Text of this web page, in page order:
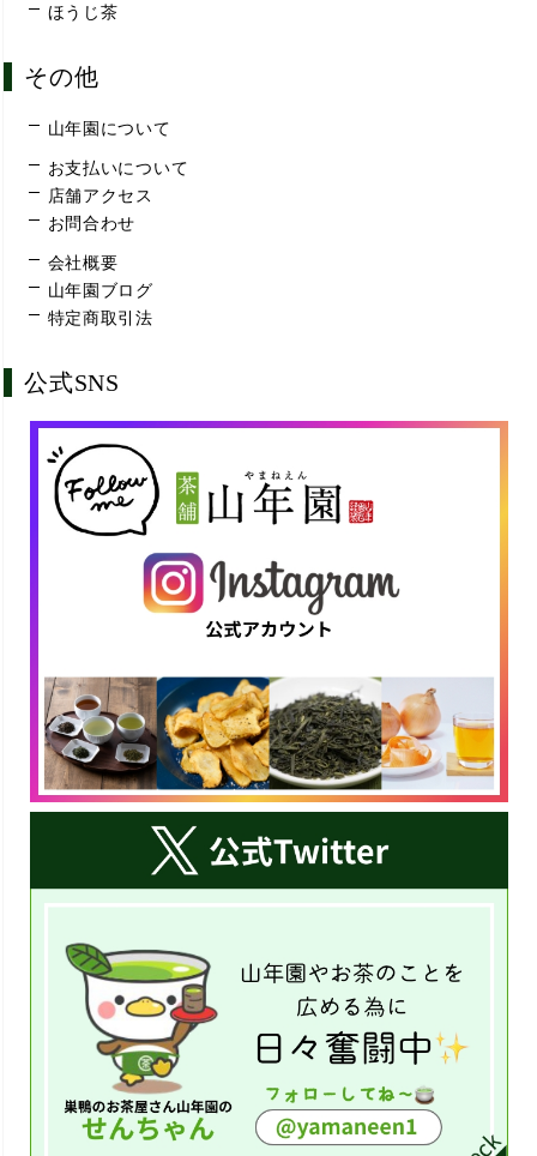
ほうじ茶
その他
山年園について
お支払いについて
店舗アクセス
お問合わせ
会社概要
山年園ブログ
特定商取引法
公式SNS